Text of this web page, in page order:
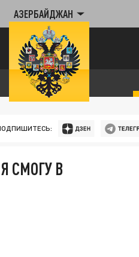
АЗЕРБАЙДЖАН
СМОГУ В